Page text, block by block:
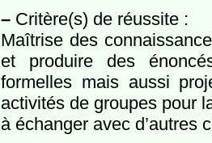
–Critère(s) de réussite :
Maîtrise des
et produire des
formelles mais aussi
activités de groupes pour
à échanger avec